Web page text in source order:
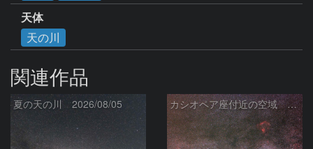
天体
天の川
関連作品
夏の天の川 2026/08/05 カシオペア座付近の空域 260720